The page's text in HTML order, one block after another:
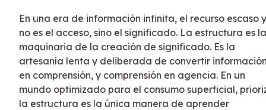
En una era de información infinita, el recurso escaso
no es el acceso, sino el significado. La estructura es la
maquinaria de la creación de significado. Es la
artesanía lenta y deliberada de convertir
en comprensión, y comprensión en agencia. En un
mundo optimizado para el consumo superficial,
la estructura es la única manera de aprender